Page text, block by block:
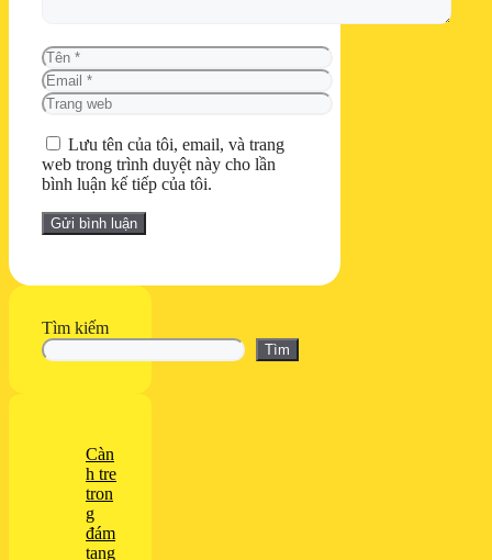
Tên
Email
Trang
Lưu tên của tôi, email, và trang
web trong trình duyệt này cho lần
bình luận kế tiếp của tôi.
Tìm kiếm
Tìm
Càn
h tre
tron
g
đám
tang